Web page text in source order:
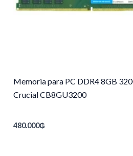
Memoria para PC DDR4 8GB
Crucial CB8GU3200
480.000₲